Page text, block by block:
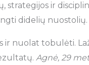
ir
didelių nuostolių.
nuolat tobulėti.
Agnė, 29